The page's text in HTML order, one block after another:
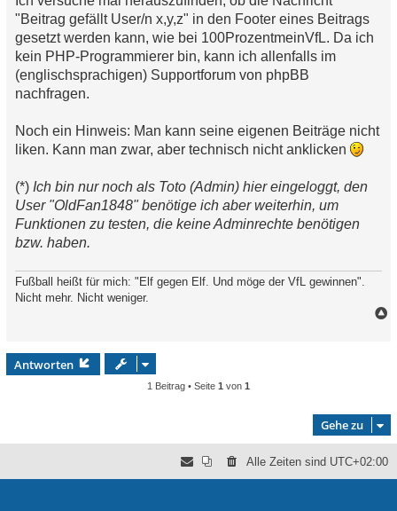
"Beitrag gefällt User/n x,y,z" in den Footer eines Beitrags
gesetzt werden kann, wie bei 100ProzentmeinVfL. Da ich
kein PHP-Programmierer bin, kann ich allenfalls im
(englischsprachigen) Supportforum von phpBB
nachfragen.
Noch ein Hinweis: Man kann seine eigenen Beiträge nicht
liken. Kann man zwar, aber technisch nicht anklicken
(*) Ich bin nur noch als Toto (Admin) hier eingeloggt, den
User "OldFan1848" benötige ich aber weiterhin, um
Funktionen zu testen, die keine Adminrechte benötigen
bzw. haben.
Fußball heißt für mich: "Elf gegen Elf. Und möge der VfL gewinnen".
Nicht mehr. Nicht weniger.
Antworten
1 Beitrag • Seite 1 von 1
Gehe zu
Alle Zeiten sind UTC+02:00